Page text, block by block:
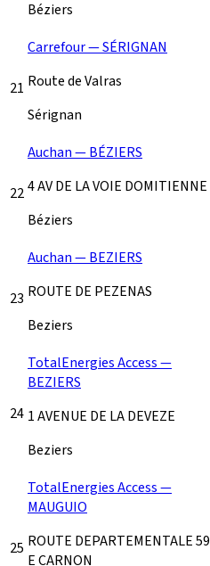
Béziers
21
Carrefour — SÉRIGNAN
Route de Valras
Sérignan
22
Auchan — BÉZIERS
4 AV DE LA VOIE DOMITIENNE
Béziers
23
Auchan — BEZIERS
ROUTE DE PEZENAS
Beziers
24
TotalEnergies Access —
BEZIERS
1 AVENUE DE LA DEVEZE
Beziers
25
TotalEnergies Access —
MAUGUIO
ROUTE DEPARTEMENTALE 59
E CARNON